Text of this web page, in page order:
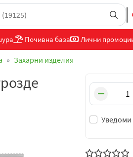
Почивна база Лични
Захарни изделия
Уведоми